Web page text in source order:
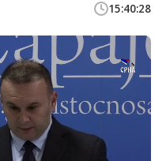
15:40:28